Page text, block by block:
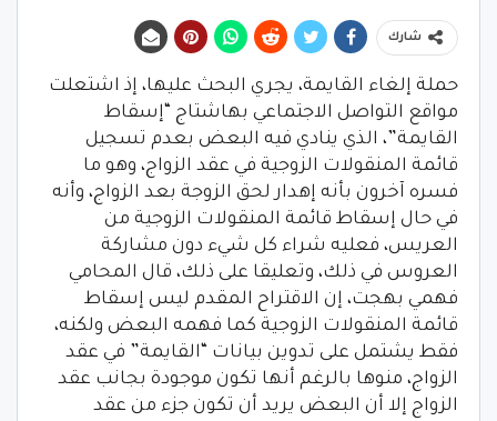
شارك
حملة إلغاء القايمة، يجري البحث عليها، إذ اشتعلت
مواقع التواصل الاجتماعي بهاشتاج “إسقاط
القايمة”، الذي ينادي فيه البعض بعدم تسجيل
قائمة المنقولات الزوجية في عقد الزواج، وهو ما
فسره آخرون بأنه إهدار لحق الزوجة بعد الزواج، وأنه
في حال إسقاط قائمة المنقولات الزوجية من
العريس، فعليه شراء كل شيء دون مشاركة
العروس في ذلك، وتعليقا على ذلك، قال المحامي
فهمي بهجت، إن الاقتراح المقدم ليس إسقاط
قائمة المنقولات الزوجية كما فهمه البعض ولكنه،
فقط يشتمل على تدوين بيانات “القايمة” في عقد
الزواج، منوها بالرغم أنها تكون موجودة بجانب عقد
الزواج إلا أن البعض يريد أن تكون جزء من عقد